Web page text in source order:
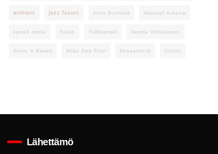
ambient jazz fusion John Scofield Hartwall Areena
speed metal Slash Tullikamari Teemu Viinikainen
Guns 'n Roses Allas Sea Pool Ilosaarirock Circus
Lähettämö